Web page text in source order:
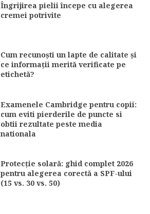
Îngrijirea pielii începe cu alegerea
cremei potrivite
Cum recunoști un lapte de calitate și
ce informații merită verificate pe
etichetă?
Examenele Cambridge pentru copii:
cum eviti pierderile de puncte si
obtii rezultate peste media
nationala
Protecție solară: ghid complet 2026
pentru alegerea corectă a SPF-ului
(15 vs. 30 vs. 50)